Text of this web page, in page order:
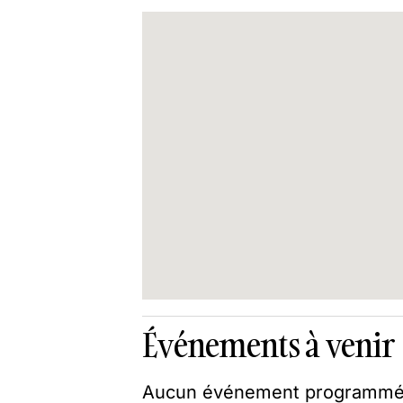
Événements à venir
Aucun événement